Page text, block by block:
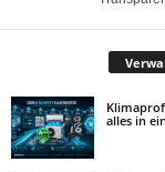
alles in